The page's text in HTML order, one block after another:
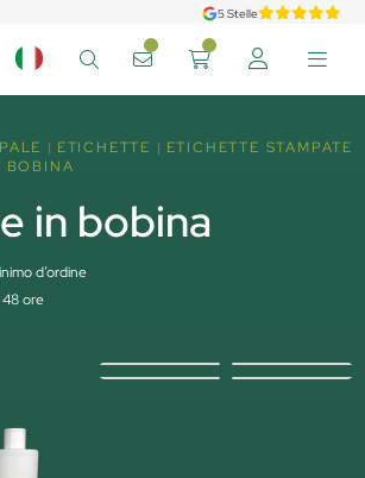
5 Stelle
ETICHETTE
ETICHETTE STAMPATE
BOBINA
in bobina
d’ordine
ore